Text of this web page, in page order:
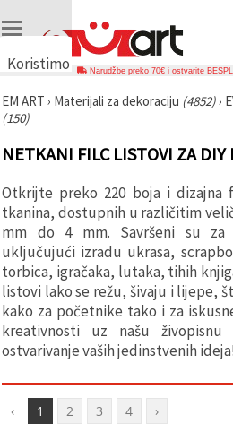
Koristimo
🍪
Koristimo
slične
tehnologije
osigurali
ispravno
funkcioniranje
web-
stranice,
poboljšali
vaše
korisničko
iskustvo i,
uz vašu
privolu,
analizirali
prikazivali
sadržaj i
oglase,
Narudžbe preko 70€ i ostvarite
EM ART › Materijali za dekoraciju (4852)›
(150)
NETKANI FILC LISTOVI ZA DIY
Otkrijte preko 220 boja i
tkanina, dostupnih u različitim
mm do 4 mm. Savršeni su za
uključujući izradu ukrasa,
torbica, igračaka, lutaka, tihih
listovi lako se režu, šivaju i lijepe,
kako za početnike tako i za
kreativnosti uz našu
ostvarivanje vaših jedinstvenih ideja!
‹ 1 2 3 4 ›